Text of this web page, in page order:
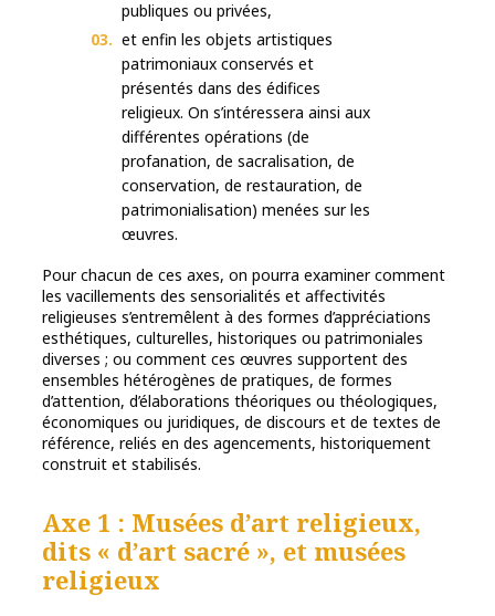
publiques ou privées,
et enfin les objets artistiques
patrimoniaux conservés et
présentés dans des édifices
religieux. On s’intéressera ainsi aux
différentes opérations (de
profanation, de sacralisation, de
conservation, de restauration, de
patrimonialisation) menées sur les
œuvres.
Pour chacun de ces axes, on pourra examiner comment
les vacillements des sensorialités et affectivités
religieuses s’entremêlent à des formes d’appréciations
esthétiques, culturelles, historiques ou patrimoniales
diverses ; ou comment ces œuvres supportent des
ensembles hétérogènes de pratiques, de formes
d’attention, d’élaborations théoriques ou théologiques,
économiques ou juridiques, de discours et de textes de
référence, reliés en des agencements, historiquement
construit et stabilisés.
Axe 1 : Musées d’art religieux,
dits « d’art sacré », et musées
religieux